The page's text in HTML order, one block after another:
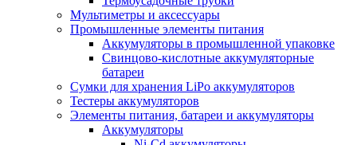
Мультиметры и аксессуары
Промышленные элементы питания
Аккумуляторы в промышленной упаковке
Свинцово-кислотные аккумуляторные
батареи
Сумки для хранения LiPo аккумуляторов
Тестеры аккумуляторов
Элементы питания, батареи и аккумуляторы
Аккумуляторы